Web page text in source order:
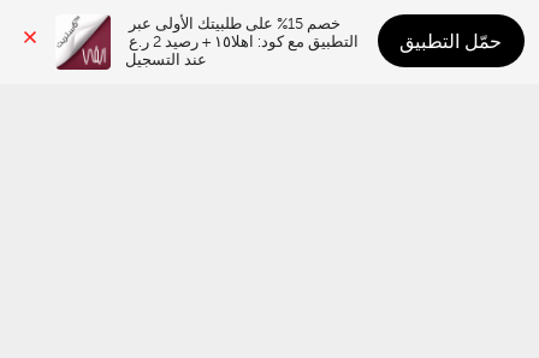
عند التسجيل
حمّل التطبيق